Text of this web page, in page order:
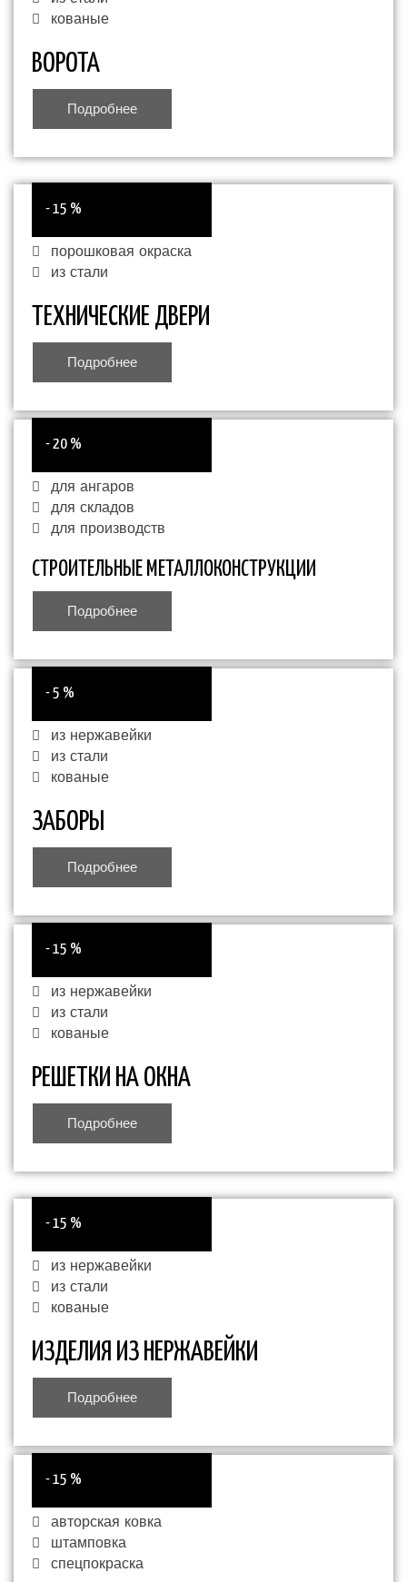
кованые
ВОРОТА
Подробнее
- 15 %
порошковая окраска
из стали
ТЕХНИЧЕСКИЕ ДВЕРИ
Подробнее
- 20 %
для ангаров
для складов
для производств
СТРОИТЕЛЬНЫЕ МЕТАЛЛОКОНСТРУКЦИИ
Подробнее
- 5 %
из нержавейки
из стали
кованые
ЗАБОРЫ
Подробнее
- 15 %
из нержавейки
из стали
кованые
РЕШЕТКИ НА ОКНА
Подробнее
- 15 %
из нержавейки
из стали
кованые
ИЗДЕЛИЯ ИЗ НЕРЖАВЕЙКИ
Подробнее
- 15 %
авторская ковка
штамповка
спецпокраска